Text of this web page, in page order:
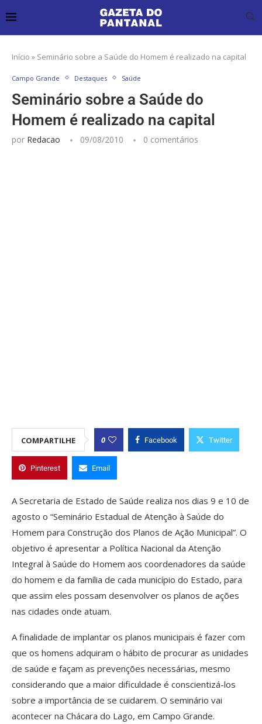
Início » Seminário sobre a Saúde do Homem é realizado na capital
Campo Grande Destaques Saúde
Seminário sobre a Saúde do
Homem é realizado na capital
por Redacao 09/08/2010 0 comentários
COMPARTILHE 0 Facebook Twitter
Pinterest Email
A Secretaria de Estado de Saúde realiza nos dias 9 e 10 de
agosto o “Seminário Estadual de Atenção à Saúde do
Homem para Construção dos Planos de Ação Municipal”. O
objetivo é apresentar a Política Nacional da Atenção
Integral à Saúde do Homem aos coordenadores da saúde
do homem e da família de cada município do Estado, para
que assim eles possam desenvolver os planos de ações
nas cidades onde atuam.
A finalidade de implantar os planos municipais é fazer com
que os homens adquiram o hábito de procurar as unidades
de saúde e façam as prevenções necessárias, mesmo
considerando que a maior dificuldade é conscientizá-los
sobre a importância de se cuidarem. O seminário vai
acontecer na Chácara do Lago, em Campo Grande.